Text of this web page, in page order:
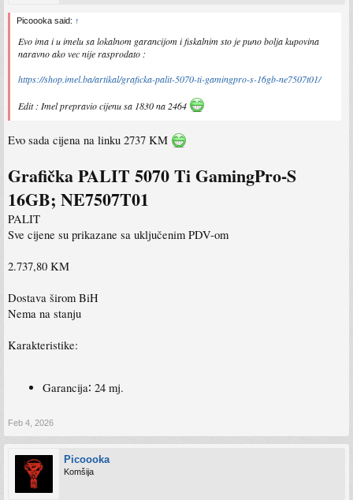
Picoooka said: ↑
Evo ima i u imelu sa lokalnom garancijom i fiskalnim sto je puno bolja kupovina
naravno ako vec nije rasprodato :
https://shop.imel.ba/artikal/graficka-palit-5070-ti-gamingpro-s-16gb-ne7507t01/
Edit : Imel prepravio cijenu sa 1830 na 2464
Evo sada cijena na linku 2737 KM
Grafička PALIT 5070 Ti GamingPro-S
16GB; NE7507T01
PALIT
Sve cijene su prikazane sa uključenim PDV-om
2.737,80 KM
Dostava širom BiH
Nema na stanju
Karakteristike:
Garancija∶ 24 mj.
Feb 4, 2026
Picoooka
Komšija